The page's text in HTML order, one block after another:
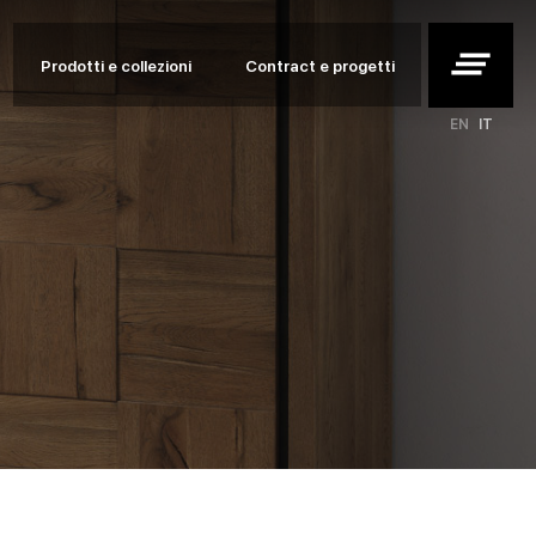
Prodotti e collezioni Contract e progetti clear_all
EN IT